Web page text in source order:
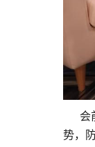
会前
势，